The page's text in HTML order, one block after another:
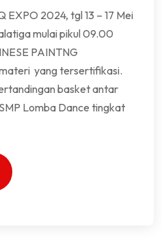
EXPO 2024, tgl 13 – 17 Mei
mulai pikul 09.00
PAINTNG
yang tersertifikasi.
basket antar
Lomba Dance tingkat